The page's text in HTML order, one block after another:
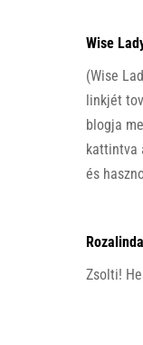
Wise
(Wise
linkjét
blogja
kattintva
és
Rozalinda
Zsolti!